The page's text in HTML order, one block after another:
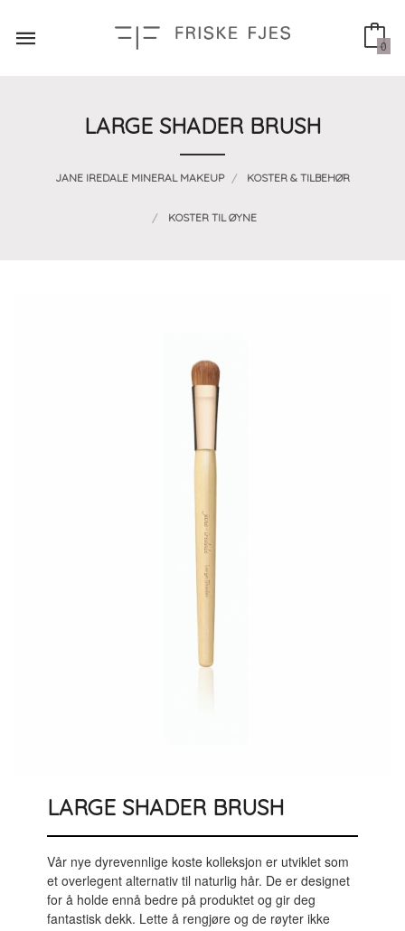
innholdet
0
LARGE SHADER BRUSH
JANE IREDALE MINERAL MAKEUP KOSTER & TILBEHØR
KOSTER TIL ØYNE
LARGE SHADER BRUSH
Vår nye dyrevennlige koste kolleksjon er utviklet som
et overlegent alternativ til naturlig hår. De er designet
for å holde ennå bedre på produktet og gir deg
fantastisk dekk. Lette å rengjøre og de røyter ikke